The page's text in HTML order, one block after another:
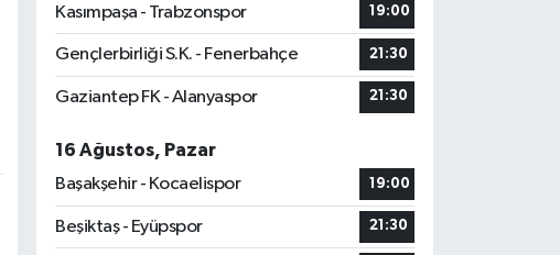
Kasımpaşa - Trabzonspor 19:00
Gençlerbirliği S.K. - Fenerbahçe 21:30
Gaziantep FK - Alanyaspor 21:30
16 Ağustos, Pazar
Başakşehir - Kocaelispor
19:00
Beşiktaş - Eyüpspor 21:30